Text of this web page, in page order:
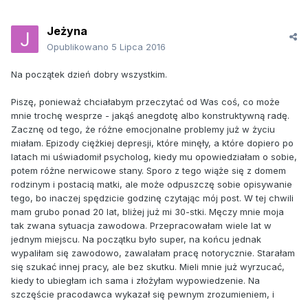
Jeżyna
Opublikowano 5 Lipca 2016
Na początek dzień dobry wszystkim.
Piszę, ponieważ chciałabym przeczytać od Was coś, co może
mnie trochę wesprze - jakąś anegdotę albo konstruktywną radę.
Zacznę od tego, że różne emocjonalne problemy już w życiu
miałam. Epizody ciężkiej depresji, które minęły, a które dopiero po
latach mi uświadomił psycholog, kiedy mu opowiedziałam o sobie,
potem różne nerwicowe stany. Sporo z tego wiąże się z domem
rodzinym i postacią matki, ale może odpuszczę sobie opisywanie
tego, bo inaczej spędzicie godzinę czytając mój post. W tej chwili
mam grubo ponad 20 lat, bliżej już mi 30-stki. Męczy mnie moja
tak zwana sytuacja zawodowa. Przepracowałam wiele lat w
jednym miejscu. Na początku było super, na końcu jednak
wypaliłam się zawodowo, zawalałam pracę notorycznie. Starałam
się szukać innej pracy, ale bez skutku. Mieli mnie już wyrzucać,
kiedy to ubiegłam ich sama i złożyłam wypowiedzenie. Na
szczęście pracodawca wykazał się pewnym zrozumieniem, i